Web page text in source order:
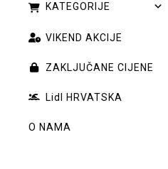
KATEGORIJE
VIKEND AKCIJE
ZAKLJUČANE CIJENE
Lidl HRVATSKA
O NAMA